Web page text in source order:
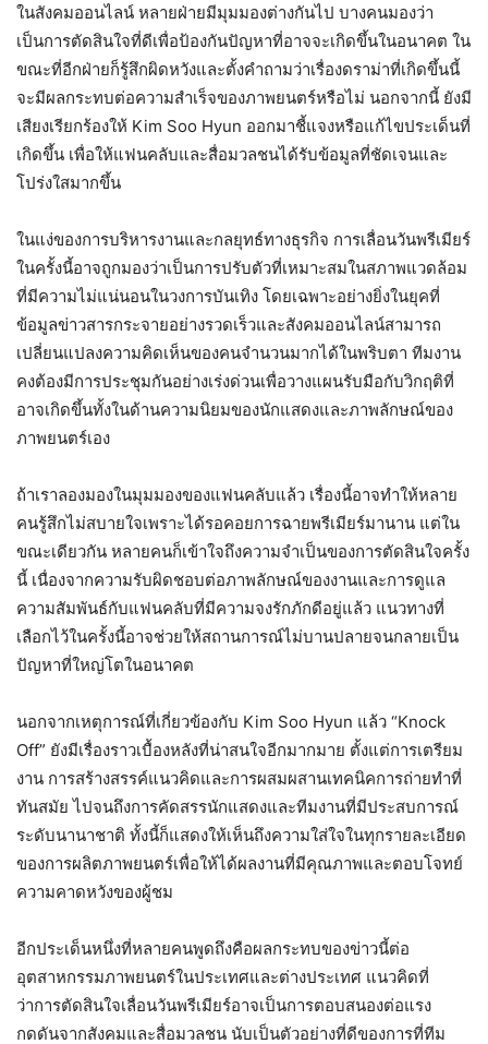
ในสังคมออนไลน์ หลายฝ่ายมีมุมมองต่างกันไป บางคนมองว่า
เป็นการตัดสินใจที่ดีเพื่อป้องกันปัญหาที่อาจจะเกิดขึ้นในอนาคต ใน
ขณะที่อีกฝ่ายก็รู้สึกผิดหวังและตั้งคำถามว่าเรื่องดราม่าที่เกิดขึ้นนี้
จะมีผลกระทบต่อความสำเร็จของภาพยนตร์หรือไม่ นอกจากนี้ ยังมี
เสียงเรียกร้องให้ Kim Soo Hyun ออกมาชี้แจงหรือแก้ไขประเด็นที่
เกิดขึ้น เพื่อให้แฟนคลับและสื่อมวลชนได้รับข้อมูลที่ชัดเจนและ
โปร่งใสมากขึ้น
ในแง่ของการบริหารงานและกลยุทธ์ทางธุรกิจ การเลื่อนวันพรีเมียร์
ในครั้งนี้อาจถูกมองว่าเป็นการปรับตัวที่เหมาะสมในสภาพแวดล้อม
ที่มีความไม่แน่นอนในวงการบันเทิง โดยเฉพาะอย่างยิ่งในยุคที่
ข้อมูลข่าวสารกระจายอย่างรวดเร็วและสังคมออนไลน์สามารถ
เปลี่ยนแปลงความคิดเห็นของคนจำนวนมากได้ในพริบตา ทีมงาน
คงต้องมีการประชุมกันอย่างเร่งด่วนเพื่อวางแผนรับมือกับวิกฤติที่
อาจเกิดขึ้นทั้งในด้านความนิยมของนักแสดงและภาพลักษณ์ของ
ภาพยนตร์เอง
ถ้าเราลองมองในมุมมองของแฟนคลับแล้ว เรื่องนี้อาจทำให้หลาย
คนรู้สึกไม่สบายใจเพราะได้รอคอยการฉายพรีเมียร์มานาน แต่ใน
ขณะเดียวกัน หลายคนก็เข้าใจถึงความจำเป็นของการตัดสินใจครั้ง
นี้ เนื่องจากความรับผิดชอบต่อภาพลักษณ์ของงานและการดูแล
ความสัมพันธ์กับแฟนคลับที่มีความจงรักภักดีอยู่แล้ว แนวทางที่
เลือกไว้ในครั้งนี้อาจช่วยให้สถานการณ์ไม่บานปลายจนกลายเป็น
ปัญหาที่ใหญ่โตในอนาคต
นอกจากเหตุการณ์ที่เกี่ยวข้องกับ Kim Soo Hyun แล้ว “Knock
Off” ยังมีเรื่องราวเบื้องหลังที่น่าสนใจอีกมากมาย ตั้งแต่การเตรียม
งาน การสร้างสรรค์แนวคิดและการผสมผสานเทคนิคการถ่ายทำที่
ทันสมัย ไปจนถึงการคัดสรรนักแสดงและทีมงานที่มีประสบการณ์
ระดับนานาชาติ ทั้งนี้ก็แสดงให้เห็นถึงความใส่ใจในทุกรายละเอียด
ของการผลิตภาพยนตร์เพื่อให้ได้ผลงานที่มีคุณภาพและตอบโจทย์
ความคาดหวังของผู้ชม
อีกประเด็นหนึ่งที่หลายคนพูดถึงคือผลกระทบของข่าวนี้ต่อ
อุตสาหกรรมภาพยนตร์ในประเทศและต่างประเทศ แนวคิดที่
ว่าการตัดสินใจเลื่อนวันพรีเมียร์อาจเป็นการตอบสนองต่อแรง
กดดันจากสังคมและสื่อมวลชน นับเป็นตัวอย่างที่ดีของการที่ทีม